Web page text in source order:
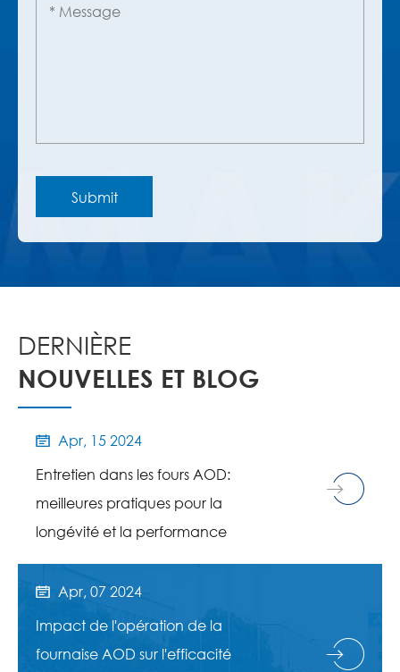
DERNIÈRE
NOUVELLES ET BLOG
 Apr, 15 2024
Entretien dans les fours AOD:
meilleures pratiques pour la
longévité et la performance
 Apr, 07 2024
Impact de l'opération de la
fournaise AOD sur l'efficacité